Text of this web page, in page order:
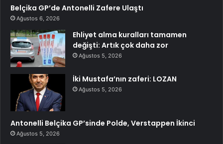
Belçika GP’de Antonelli Zafere Ulaştı
Ağustos 6, 2026
Ehliyet alma kuralları tamamen
değişti: Artık çok daha zor
Ağustos 5, 2026
İki Mustafa’nın zaferi: LOZAN
Ağustos 5, 2026
Antonelli Belçika GP’sinde Polde, Verstappen İkinci
Ağustos 5, 2026